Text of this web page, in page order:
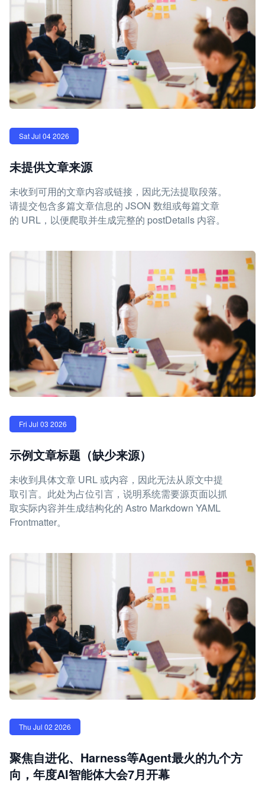
Sat Jul 04 2026
未提供文章来源
未收到可用的文章内容或链接，因此无法提取段落。
请提交包含多篇文章信息的 JSON 数组或每篇文章
的 URL，以便爬取并生成完整的 postDetails 内容。
Fri Jul 03 2026
示例文章标题（缺少来源）
未收到具体文章 URL 或内容，因此无法从原文中提
取引言。此处为占位引言，说明系统需要源页面以抓
取实际内容并生成结构化的 Astro Markdown YAML
Frontmatter。
Thu Jul 02 2026
聚焦自进化、Harness等Agent最火的九个方
向，年度AI智能体大会7月开幕